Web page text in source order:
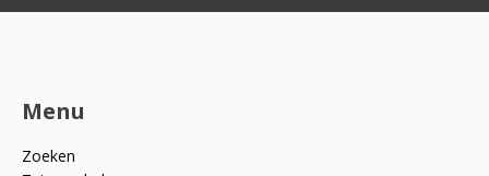
Menu
Zoeken